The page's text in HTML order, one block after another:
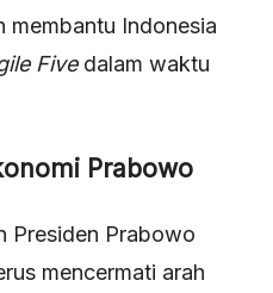
membantu Indonesia
Fivedalam waktu
Prabowo
Presiden Prabowo
mencermati arah